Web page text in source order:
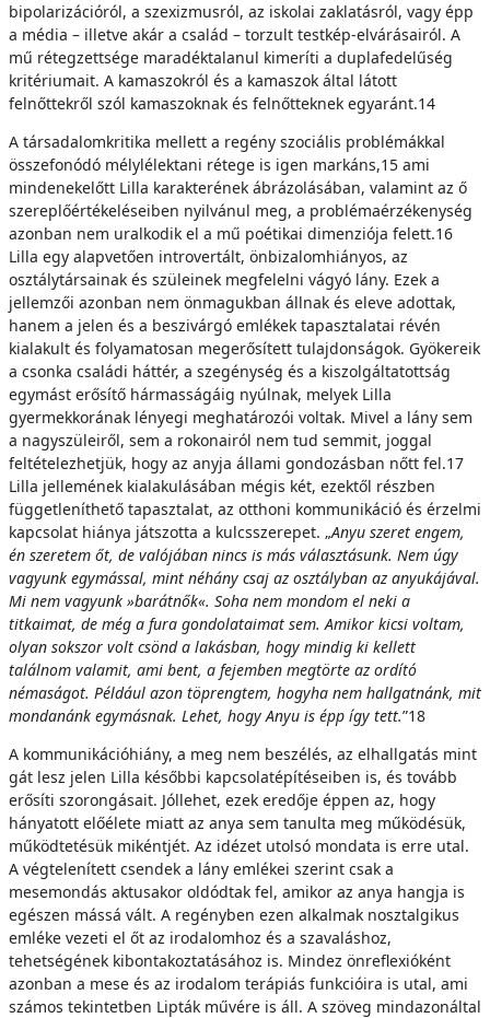
bipolarizációról, a szexizmusról, az iskolai zaklatásról, vagy épp
a média – illetve akár a család – torzult testkép-elvárásairól. A
mű rétegzettsége maradéktalanul kimeríti a duplafedelűség
kritériumait. A kamaszokról és a kamaszok által látott
felnőttekről szól kamaszoknak és felnőtteknek egyaránt.14
A társadalomkritika mellett a regény szociális problémákkal
összefonódó mélylélektani rétege is igen markáns,15 ami
mindenekelőtt Lilla karakterének ábrázolásában, valamint az ő
szereplőértékeléseiben nyilvánul meg, a problémaérzékenység
azonban nem uralkodik el a mű poétikai dimenziója felett.16
Lilla egy alapvetően introvertált, önbizalomhiányos, az
osztálytársainak és szüleinek megfelelni vágyó lány. Ezek a
jellemzői azonban nem önmagukban állnak és eleve adottak,
hanem a jelen és a beszivárgó emlékek tapasztalatai révén
kialakult és folyamatosan megerősített tulajdonságok. Gyökereik
a csonka családi háttér, a szegénység és a kiszolgáltatottság
egymást erősítő hármasságáig nyúlnak, melyek Lilla
gyermekkorának lényegi meghatározói voltak. Mivel a lány sem
a nagyszüleiről, sem a rokonairól nem tud semmit, joggal
feltételezhetjük, hogy az anyja állami gondozásban nőtt fel.17
Lilla jellemének kialakulásában mégis két, ezektől részben
függetleníthető tapasztalat, az otthoni kommunikáció és érzelmi
kapcsolat hiánya játszotta a kulcsszerepet. „Anyu szeret engem,
én szeretem őt, de valójában nincs is más választásunk. Nem úgy
vagyunk egymással, mint néhány csaj az osztályban az anyukájával.
Mi nem vagyunk »barátnők«. Soha nem mondom el neki a
titkaimat, de még a fura gondolataimat sem. Amikor kicsi voltam,
olyan sokszor volt csönd a lakásban, hogy mindig ki kellett
találnom valamit, ami bent, a fejemben megtörte az ordító
némaságot. Például azon töprengtem, hogyha nem hallgatnánk, mit
mondanánk egymásnak. Lehet, hogy Anyu is épp így tett.”18
A kommunikációhiány, a meg nem beszélés, az elhallgatás mint
gát lesz jelen Lilla későbbi kapcsolatépítéseiben is, és tovább
erősíti szorongásait. Jóllehet, ezek eredője éppen az, hogy
hányatott előélete miatt az anya sem tanulta meg működésük,
működtetésük mikéntjét. Az idézet utolsó mondata is erre utal.
A végtelenített csendek a lány emlékei szerint csak a
mesemondás aktusakor oldódtak fel, amikor az anya hangja is
egészen mássá vált. A regényben ezen alkalmak nosztalgikus
emléke vezeti el őt az irodalomhoz és a szavaláshoz,
tehetségének kibontakoztatásához is. Mindez önreflexióként
azonban a mese és az irodalom terápiás funkcióira is utal, ami
számos tekintetben Lipták művére is áll. A szöveg mindazonáltal